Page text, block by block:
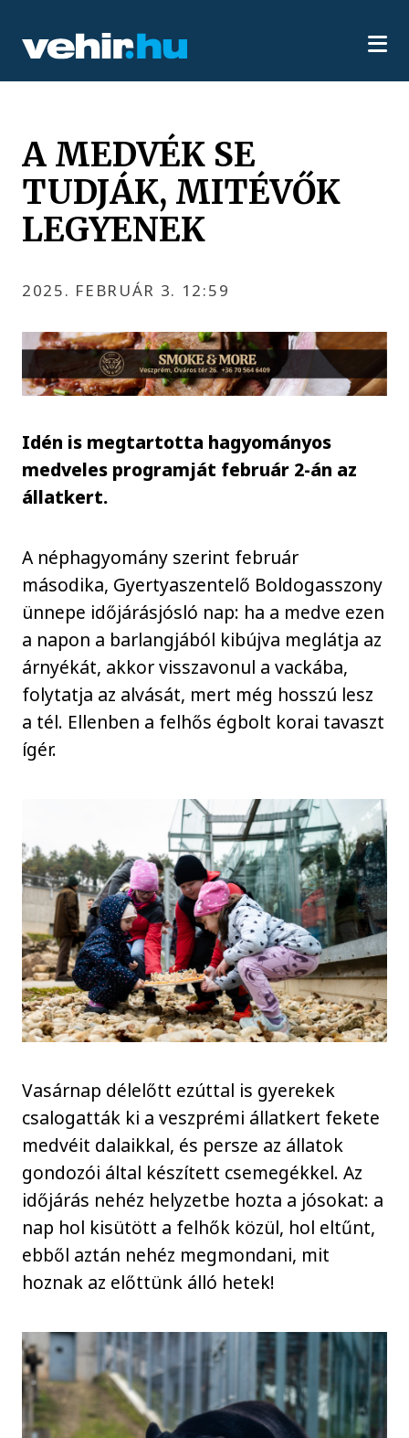
A MEDVÉK SE
TUDJÁK, MITÉVŐK
LEGYENEK
2025. FEBRUÁR 3. 12:59
Idén is megtartotta hagyományos
medveles programját február 2-án az
állatkert.
A néphagyomány szerint február
másodika, Gyertyaszentelő Boldogasszony
ünnepe időjárásjósló nap: ha a medve ezen
a napon a barlangjából kibújva meglátja az
árnyékát, akkor visszavonul a vackába,
folytatja az alvását, mert még hosszú lesz
a tél. Ellenben a felhős égbolt korai tavaszt
ígér.
Vasárnap délelőtt ezúttal is gyerekek
csalogatták ki a veszprémi állatkert fekete
medvéit dalaikkal, és persze az állatok
gondozói által készített csemegékkel. Az
időjárás nehéz helyzetbe hozta a jósokat: a
nap hol kisütött a felhők közül, hol eltűnt,
ebből aztán nehéz megmondani, mit
hoznak az előttünk álló hetek!